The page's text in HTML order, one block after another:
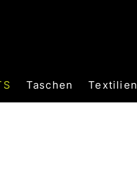
Taschen Textilien